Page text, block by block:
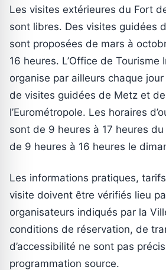
Les visites extérieures du Fort
sont libres. Des visites guidées
sont proposées de mars à
16 heures. L’Office de Tourisme
organise par ailleurs chaque
de visites guidées de Metz et
l’Eurométropole. Les horaires
sont de 9 heures à 17 heures
de 9 heures à 16 heures le
Les informations pratiques,
visite doivent être vérifiés lieu
organisateurs indiqués par la
conditions de réservation, de
d’accessibilité ne sont pas
programmation source.